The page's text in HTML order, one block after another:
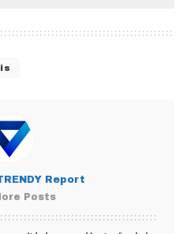
Report
Posts